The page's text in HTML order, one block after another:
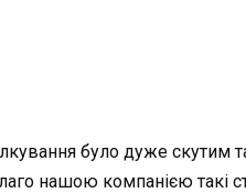
було дуже скутим
нашою компанією такі